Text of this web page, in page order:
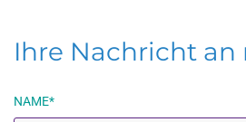
Ihre Nachricht an
NAME*